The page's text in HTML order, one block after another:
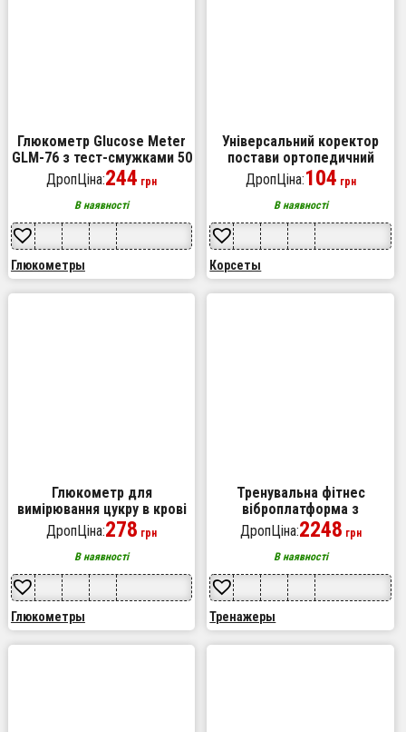
Глюкометр Glucose Meter
GLM-76 з тест-смужками 50
шт — прилад для
вимірювання цукру в крові
ДропЦіна:244 грн
В наявності
Глюкометры
Універсальний коректор
постави ортопедичний
Корсет для спини, шиї,
хребта, плечового відділу
Регульований
ДропЦіна:104 грн
В наявності
Корсеты
Глюкометр для
вимірювання цукру в крові
Тест-полоски 50шт ланцеті
50шт
ДропЦіна:278 грн
В наявності
Глюкометры
Тренувальна фітнес
віброплатформа з
Bluetooth пультом та
еспандерами
ДропЦіна:2248 грн
В наявності
Тренажеры